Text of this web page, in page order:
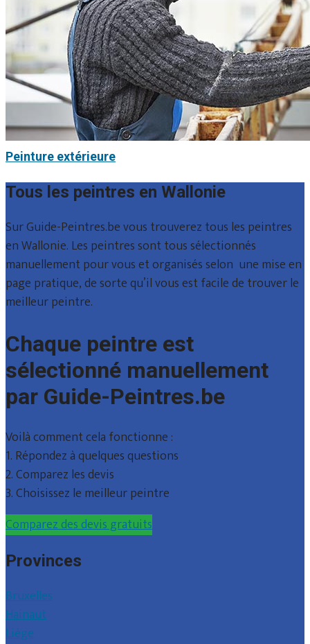
Peinture extérieure
Tous les peintres en Wallonie
Sur Guide-Peintres.be vous trouverez tous les peintres
en Wallonie. Les peintres sont tous sélectionnés
manuellement pour vous et organisés selon une mise en
page pratique, de sorte qu’il vous est facile de trouver le
meilleur peintre.
Chaque peintre est
sélectionné manuellement
par Guide-Peintres.be
Voilà comment cela fonctionne :
1. Répondez à quelques questions
2. Comparez les devis
3. Choisissez le meilleur peintre
Comparez des devis gratuits
Provinces
Bruxelles
Hainaut
Liège